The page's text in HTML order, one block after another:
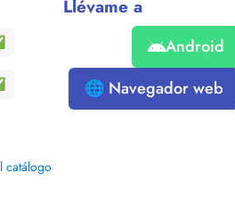
Llévame a
Android
🌐 Navegador web
catálogo